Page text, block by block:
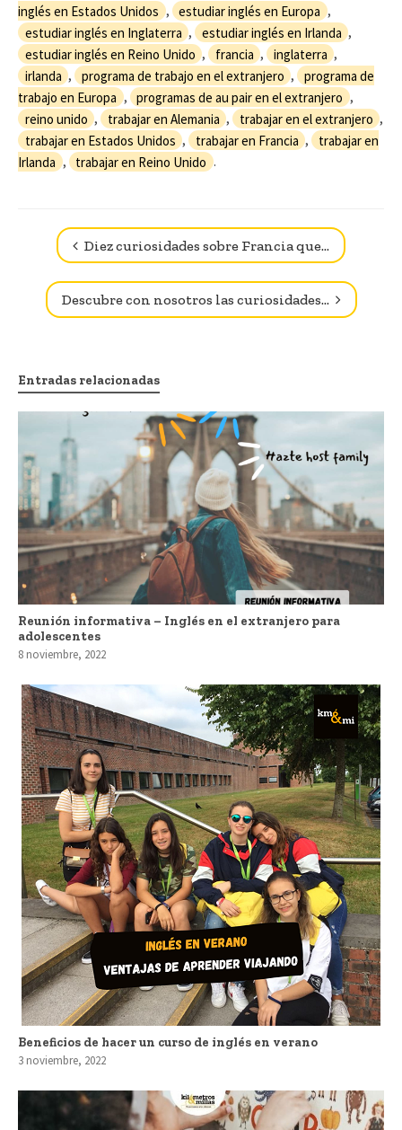
inglés en Estados Unidos , estudiar inglés en Europa ,
estudiar inglés en Inglaterra , estudiar inglés en Irlanda ,
estudiar inglés en Reino Unido , francia , inglaterra ,
irlanda , programa de trabajo en el extranjero ,
programa de
trabajo en Europa , programas de au pair en el extranjero ,
reino unido , trabajar en Alemania , trabajar en el extranjero ,
trabajar en Estados Unidos , trabajar en Francia ,
trabajar en
Irlanda , trabajar en Reino Unido .
Navegador de artículos
Diez curiosidades sobre Francia que…
Descubre con nosotros las curiosidades…
Entradas relacionadas
Reunión informativa – Inglés en el extranjero para
adolescentes
8 noviembre, 2022
Beneficios de hacer un curso de inglés en verano
3 noviembre, 2022